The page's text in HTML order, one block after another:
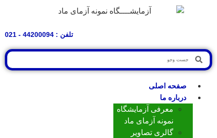
تلفن : 44200094 - 021
صفحه اصلی
درباره ما
معرفی آزمایشگاه
نمونه آزمای ماد
گالری تصاویر